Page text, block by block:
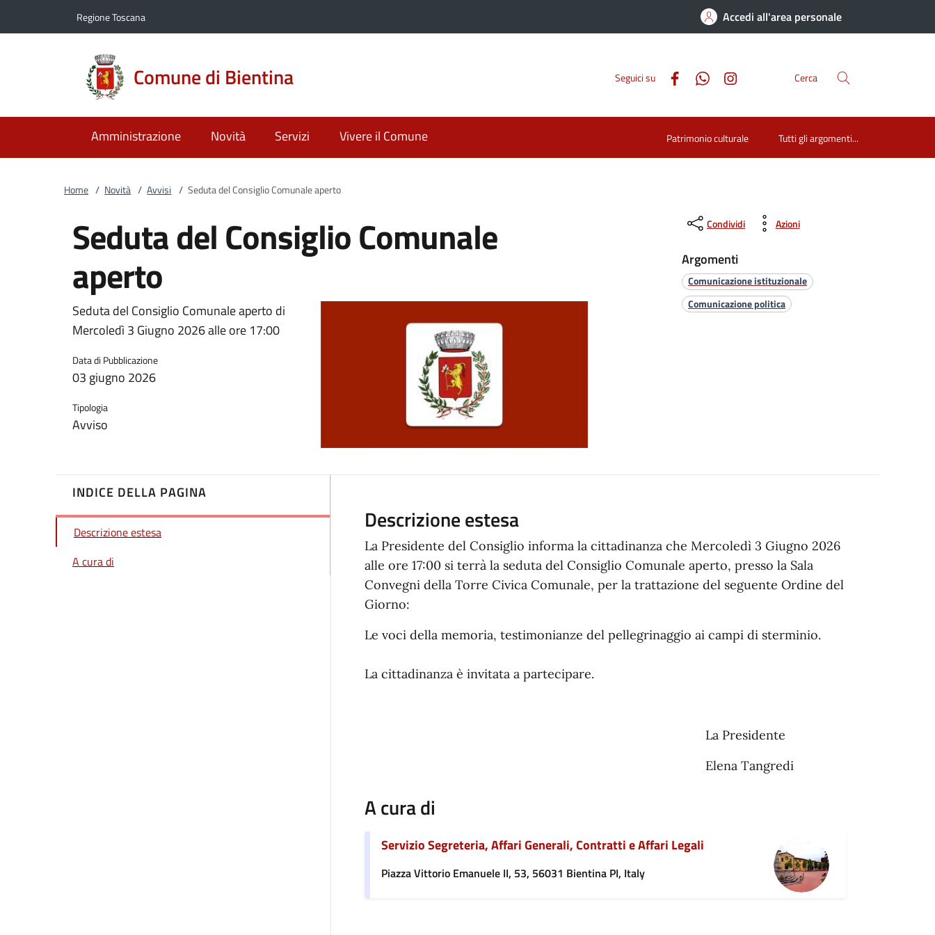
Regione Toscana Accedi all'area personale
Comune di Bientina Seguici su Cerca
Amministrazione Novità Servizi Vivere il Comune Patrimonio culturale Tutti gli argomenti...
Home / Novità / Avvisi / Seduta del Consiglio Comunale aperto
Seduta del Consiglio Comunale
aperto
Seduta del Consiglio Comunale aperto di
Mercoledì 3 Giugno 2026 alle ore 17:00
Data di Pubblicazione
03 giugno 2026
Tipologia
Avviso
Condividi Azioni
Argomenti
Comunicazione istituzionale
Comunicazione politica
INDICE DELLA PAGINA
Descrizione estesa
A cura di
Descrizione estesa
La Presidente del Consiglio informa la cittadinanza che Mercoledì 3 Giugno 2026
alle ore 17:00 si terrà la seduta del Consiglio Comunale aperto, presso la Sala
Convegni della Torre Civica Comunale, per la trattazione del seguente Ordine del
Giorno:
Le voci della memoria, testimonianze del pellegrinaggio ai campi di sterminio.
La cittadinanza è invitata a partecipare.
La Presidente
Elena Tangredi
A cura di
Servizio Segreteria, Affari Generali, Contratti e Affari Legali
Piazza Vittorio Emanuele II, 53, 56031 Bientina PI, Italy